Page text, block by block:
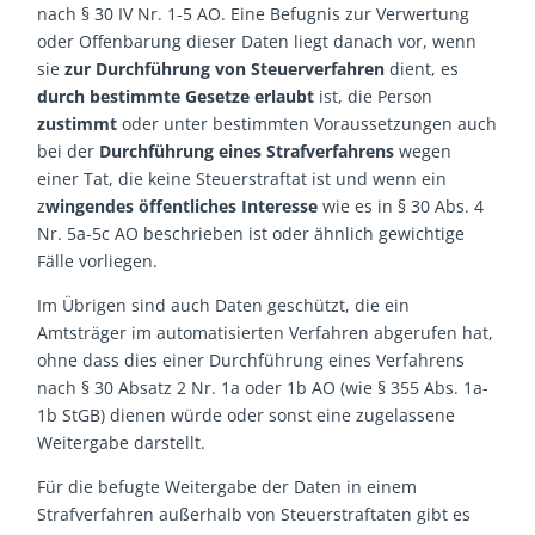
nach § 30 IV Nr. 1-5 AO. Eine Befugnis zur Verwertung
oder Offenbarung dieser Daten liegt danach vor, wenn
siezur Durchführung von Steuerverfahren dient, es
durch bestimmte Gesetze erlaubt ist, die Person
zustimmtoder unter bestimmten Voraussetzungen auch
bei der Durchführung eines Strafverfahrens wegen
einer Tat, die keine Steuerstraftat ist und wenn ein
zwingendes öffentliches Interesse wie es in § 30 Abs. 4
Nr. 5a-5c AO beschrieben ist oder ähnlich gewichtige
Fälle vorliegen.
Im Übrigen sind auch Daten geschützt, die ein
Amtsträger im automatisierten Verfahren abgerufen hat,
ohne dass dies einer Durchführung eines Verfahrens
nach § 30 Absatz 2 Nr. 1a oder 1b AO (wie § 355 Abs. 1a-
1b StGB) dienen würde oder sonst eine zugelassene
Weitergabe darstellt.
Für die befugte Weitergabe der Daten in einem
Strafverfahren außerhalb von Steuerstraftaten gibt es